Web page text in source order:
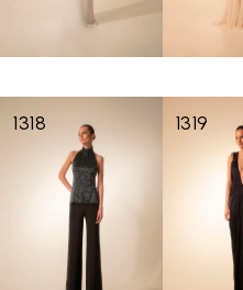
1318 1319